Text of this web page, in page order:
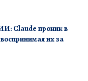
Claude проник в
их за